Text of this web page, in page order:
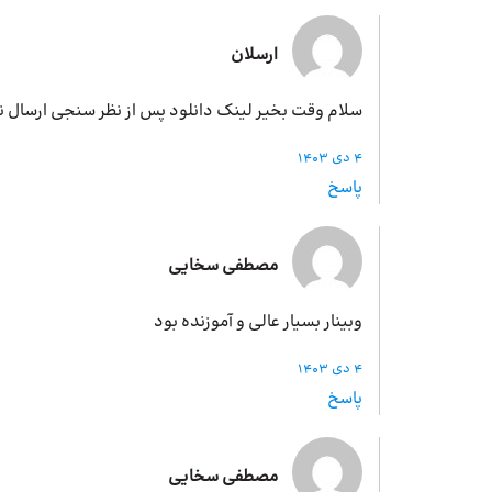
ارسلان
سلام وقت بخیر لینک دانلود پس از نظر سنجی ارسال
4 دی 1403
پاسخ
مصطفی سخایی
وبینار بسیار عالی و آموزنده بود
4 دی 1403
پاسخ
مصطفی سخایی